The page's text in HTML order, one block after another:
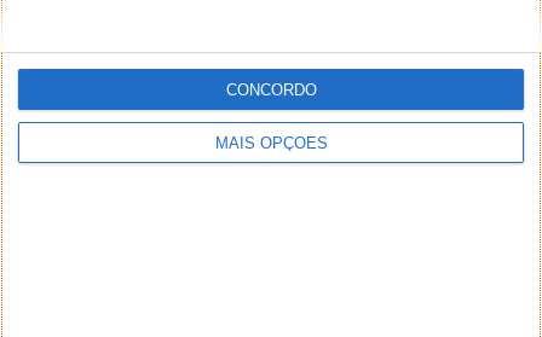
MAIS OPÇÕES
CONCORDO